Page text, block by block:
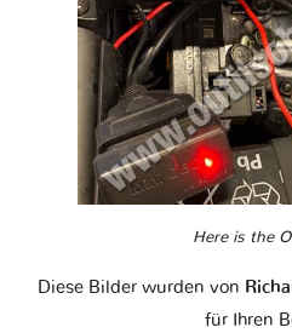
Here is the
Diese Bilder wurden von
für Ihren